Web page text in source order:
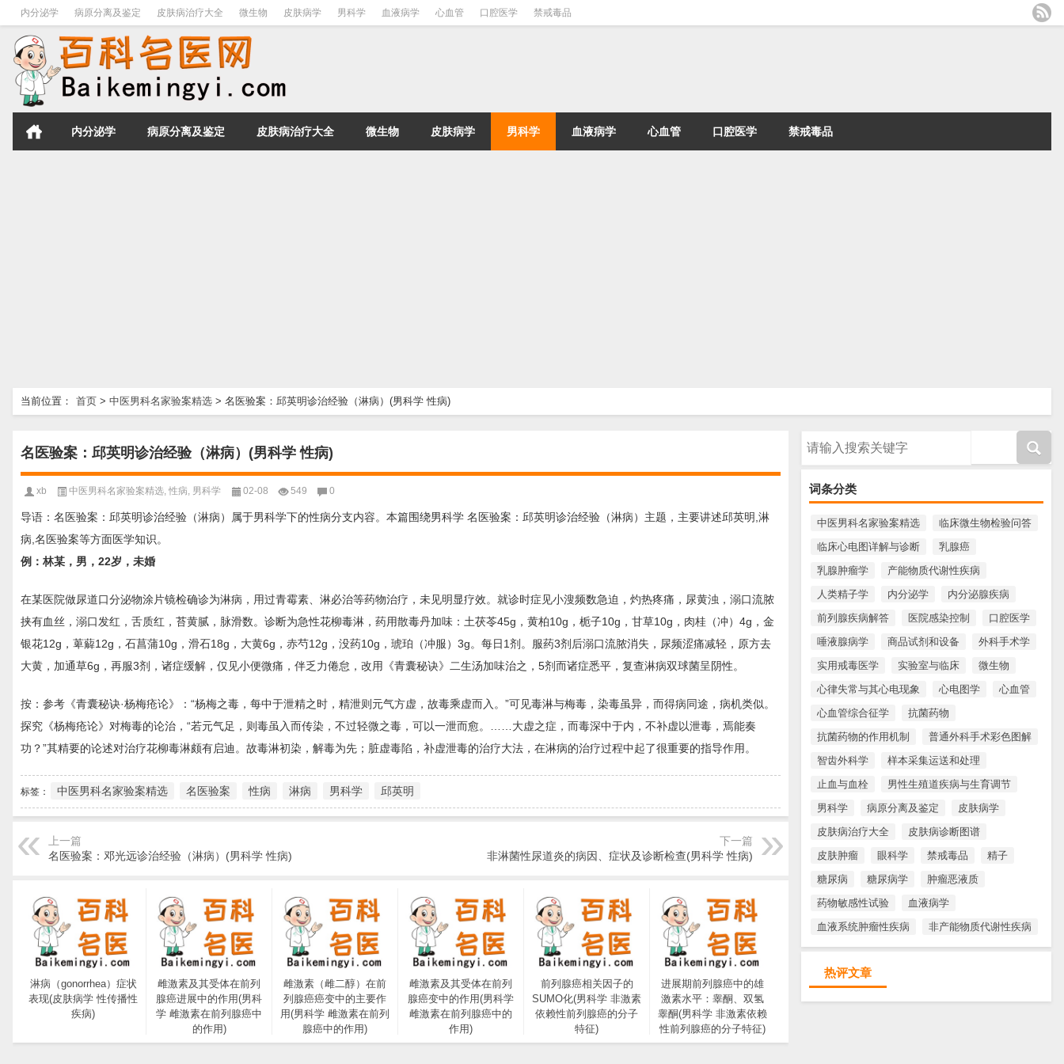
内分泌学 病原分离及鉴定 皮肤病治疗大全 微生物 皮肤病学 男科学 血液病学 心血管 口腔医学 禁戒毒品
内分泌学 病原分离及鉴定 皮肤病治疗大全 微生物 皮肤病学 男科学 血液病学 心血管 口腔医学 禁戒毒品
当前位置： 首页 > 中医男科名家验案精选 > 名医验案：邱英明诊治经验（淋病）(男科学 性病)
词条分类
中医男科名家验案精选
临床微生物检验问答
临床心电图详解与诊断
乳腺癌
乳腺肿瘤学
产能物质代谢性疾病
人类精子学
内分泌学
内分泌腺疾病
前列腺疾病解答
医院感染控制
口腔医学
唾液腺病学
商品试剂和设备
外科手术学
实用戒毒医学
实验室与临床
微生物
心律失常与其心电现象
心电图学
心血管
心血管综合征学
抗菌药物
抗菌药物的作用机制
普通外科手术彩色图解
智齿外科学
样本采集运送和处理
止血与血栓
男性生殖道疾病与生育调节
男科学
病原分离及鉴定
皮肤病学
皮肤病治疗大全
皮肤病诊断图谱
皮肤肿瘤
眼科学 禁戒毒品
精子
糖尿病
糖尿病学
肿瘤恶液质
药物敏感性试验
血液病学
血液系统肿瘤性疾病
非产能物质代谢性疾病
热评文章
名医验案：邱英明诊治经验（淋病）(男科学 性病)
xb 中医男科名家验案精选, 性病, 男科学 02-08 549 0
导语：名医验案：邱英明诊治经验（淋病）属于男科学下的性病分支内容。本篇围绕男科学 名医验案：邱英明诊治经验（淋病）主题，主要讲述邱英明,淋
病,名医验案等方面医学知识。
例：林某，男，22岁，未婚
在某医院做尿道口分泌物涂片镜检确诊为淋病，用过青霉素、淋必治等药物治疗，未见明显疗效。就诊时症见小溲频数急迫，灼热疼痛，尿黄浊，溺口流脓
挟有血丝，溺口发红，舌质红，苔黄腻，脉滑数。诊断为急性花柳毒淋，药用散毒丹加味：土茯苓45g，黄柏10g，栀子10g，甘草10g，肉桂（冲）4g，金
银花12g，萆薢12g，石菖蒲10g，滑石18g，大黄6g，赤芍12g，没药10g，琥珀（冲服）3g。每日1剂。服药3剂后溺口流脓消失，尿频涩痛减轻，原方去
大黄，加通草6g，再服3剂，诸症缓解，仅见小便微痛，伴乏力倦怠，改用《青囊秘诀》二生汤加味治之，5剂而诸症悉平，复查淋病双球菌呈阴性。
按：参考《青囊秘诀·杨梅疮论》：“杨梅之毒，每中于泄精之时，精泄则元气方虚，故毒乘虚而入。”可见毒淋与梅毒，染毒虽异，而得病同途，病机类似。
探究《杨梅疮论》对梅毒的论治，“若元气足，则毒虽入而传染，不过轻微之毒，可以一泄而愈。……大虚之症，而毒深中于内，不补虚以泄毒，焉能奏
功？”其精要的论述对治疗花柳毒淋颇有启迪。故毒淋初染，解毒为先；脏虚毒陷，补虚泄毒的治疗大法，在淋病的治疗过程中起了很重要的指导作用。
标签： 中医男科名家验案精选 名医验案 性病 淋病 男科学 邱英明
上一篇
名医验案：邓光远诊治经验（淋病）(男科学 性病)
下一篇
非淋菌性尿道炎的病因、症状及诊断检查(男科学 性病)
淋病（gonorrhea）症状
表现(皮肤病学 性传播性
疾病)
雌激素及其受体在前列
腺癌进展中的作用(男科
学 雌激素在前列腺癌中
的作用)
雌激素（雌二醇）在前
列腺癌癌变中的主要作
用(男科学 雌激素在前列
腺癌中的作用)
雌激素及其受体在前列
腺癌变中的作用(男科学
雌激素在前列腺癌中的
作用)
前列腺癌相关因子的
SUMO化(男科学 非激素
依赖性前列腺癌的分子
特征)
进展期前列腺癌中的雄
激素水平：睾酮、双氢
睾酮(男科学 非激素依赖
性前列腺癌的分子特征)